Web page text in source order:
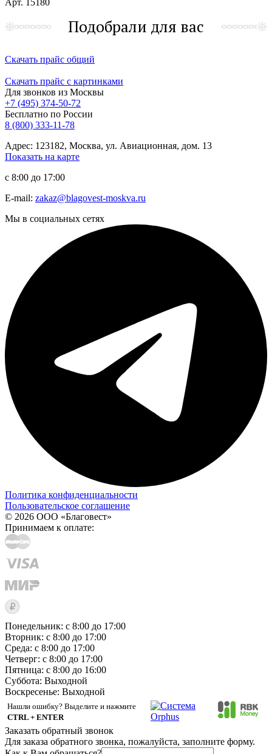
Арт. 15180
Подобрали для вас
Скачать прайс общий
Скачать прайс с картинками
Для звонков из Москвы
+7 (495) 374-50-72
Бесплатно по России
8 (800) 333-11-78
Адрес: 123182, Москва, ул. Авиационная, дом. 13
Показать на карте
с 8:00 до 17:00
E-mail: zakaz@blagovest-moskva.ru
Мы в социальных сетях
Политика конфиденциальности
Пользовательское соглашение
© 2026 ООО «Благовест»
Принимаем к оплате:
Понедельник: с 8:00 до 17:00
Вторник: с 8:00 до 17:00
Среда: с 8:00 до 17:00
Четверг: с 8:00 до 17:00
Пятница: с 8:00 до 16:00
Суббота: Выходной
Воскресенье: Выходной
Нашли ошибку? Выделите и нажмите
CTRL + ENTER
Заказать обратный звонок
Для заказа обратного звонка, пожалуйста, заполните форму.